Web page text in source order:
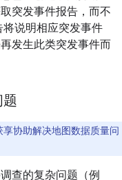
突发事件报告，而不
说明相应突发事件
发生此类突发事件而
享协助解决地图数据质量问
查的复杂问题（例